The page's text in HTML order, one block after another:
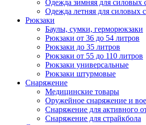
Одежда зимняя для силовых
Одежда летняя для силовых
Рюкзаки
Баулы, сумки, герморюкзаки
Рюкзаки от 36 до 54 литров
Рюкзаки до 35 литров
Рюкзаки от 55 до 110 литров
Рюкзаки универсальные
Рюкзаки штурмовые
Снаряжение
Медицинские товары
Оружейное снаряжение и
Снаряжение для активного
Снаряжение для страйкбола